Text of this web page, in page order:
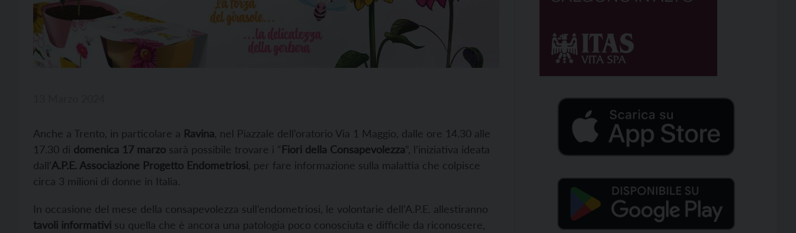
Anche a Trento, in particolare a Ravina , nel Piazzale dell’oratorio Via 1 Maggio, dalle ore 14.30 alle
17.30 di domenica 17 marzo sarà possibile trovare i “Fiori della Consapevolezza”, l’iniziativa ideata
dall’A.P.E. Associazione Progetto Endometriosi , per fare informazione sulla malattia che colpisce
circa 3 milioni di donne in Italia.
In occasione del mese della consapevolezza sull’endometriosi, le volontarie dell’A.P.E. allestiranno
tavoli informativi su quella che è ancora una patologia poco conosciuta e difficile da riconoscere,